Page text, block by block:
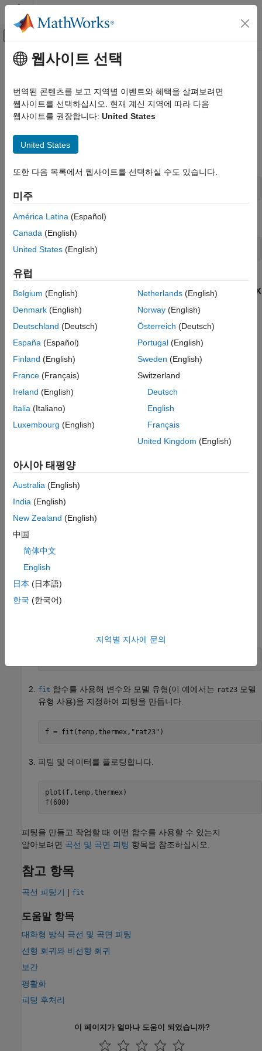
콘텐츠로 바로 가기
오프캔버스 탐색 메뉴 토글
문서 홈
Curve Fitting Toolbox
Curve Fitting Toolbox 시작하기
곡선 피팅
대화형 방식 곡선 피팅
참고 항목
주요 콘텐츠
곡선 피팅
대화형 방식 곡선 피팅
곡선을 대화형 방식으로 피팅하려면 다음 간단한 예제의 단계를
따르십시오.
®
곡선 피팅기 앱을 엽니다.
curveFitter
곡선 피팅기 앱의곡선 피팅기탭에 있는데이터섹션에서
데이터 선택
을 클릭합니다. 피팅 데이터 선택 대화 상자에서
X
선택합니다.
곡선 피팅기 앱이 데이터에 대한 디폴트 다항식 피팅을
곡선 피팅기
섹션에 있는 피팅 갤러리에서
다른 모델 유형을 선택합니다.
피팅 옵션
창에서 선택한 모델 유형에 대해 여러 피팅 옵션을
시도해 봅니다.
선택합니다.
그러면 곡선 피팅기 앱은 사용 중인 대화형 방식 세션에서
현재 선택된 피팅과 열려 있는 플롯을 다시 만들어낼 수 있는
곡선 피팅기 앱에서 곡선을 피팅하는 방법에 대한 자세한 내용은
대화형 방식 곡선 및 곡면 피팅
프로그래밍 방식 곡선 피팅
단계를 따르십시오.
fit 함수를 사용해 변수와 모델 유형(이 예에서는 rat23 모델
유형 사용)을 지정하여 피팅을 만듭니다.
f = fit(temp,thermex, "rat23" )
피팅 및 데이터를 플로팅합니다.
plot(f,temp,thermex)
f(600)
피팅을 만들고 작업할 때 어떤 함수를 사용할 수 있는지
알아보려면 곡선 및 곡면 피팅 항목을 참조하십시오.
참고 항목
곡선 피팅기 | fit
도움말 항목
대화형 방식 곡선 및 곡면 피팅
선형 회귀와 비선형 회귀
보간
평활화
피팅 후처리
이 페이지가 얼마나 도움이 되었습니까?
웹사이트 선택
번역된 콘텐츠를 보고 지역별 이벤트와 혜택을 살펴보려면
웹사이트를 선택하십시오. 현재 계신 지역에 따라 다음
웹사이트를 권장합니다: United States
United States
또한 다음 목록에서 웹사이트를 선택하실 수도 있습니다.
미주
América Latina (Español)
Canada (English)
United States (English)
유럽
Belgium (English)
Denmark (English)
Deutschland (Deutsch)
España (Español)
Finland (English)
France (Français)
Ireland (English)
Italia (Italiano)
Luxembourg (English)
Netherlands(English)
Norway(English)
Österreich (Deutsch)
Portugal(English)
Sweden (English)
Switzerland
Deutsch
English
Français
United Kingdom (English)
아시아 태평양
Australia (English)
India (English)
New Zealand (English)
中国
简体中文
English
日本 (日本語)
한국 (한국어)
지역별 지사에 문의